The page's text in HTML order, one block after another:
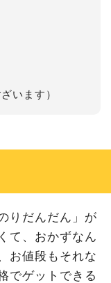
います）
りだんだん」が
て、おかずなん
お値段もそれな
でゲットできる